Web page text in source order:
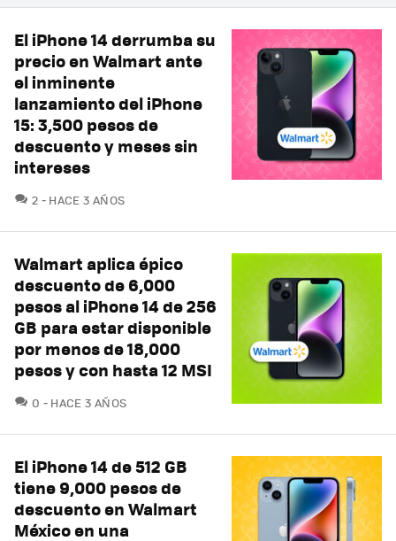
El iPhone 14 derrumba su
precio en Walmart ante
el inminente
lanzamiento del iPhone
15: 3,500 pesos de
descuento y meses sin
intereses
2 COMENTARIOS
HACE 3 AÑOS
Walmart aplica épico
descuento de 6,000
pesos al iPhone 14 de 256
GB para estar disponible
por menos de 18,000
pesos y con hasta 12 MSI
0 COMENTARIOS
HACE 3 AÑOS
El iPhone 14 de 512 GB
tiene 9,000 pesos de
descuento en Walmart
México en una